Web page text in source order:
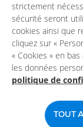
strictement
sécurité seront
cookies ainsi que
cliquez sur «
« Cookies » en
les données
politique de
TOUT